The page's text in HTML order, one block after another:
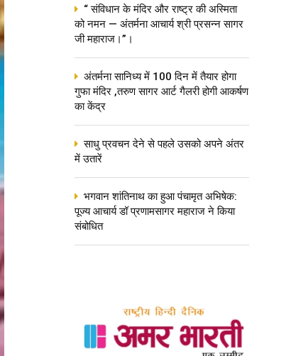
“ संविधान के मंदिर और राष्ट्र की अस्मिता
को नमन — अंतर्मना आचार्य श्री प्रसन्न सागर
जी महाराज।”।
अंतर्मना सानिध्य में 100 दिन में तैयार होगा
गुफा मंदिर ,तरुण सागर आर्ट गैलरी होगी आकर्षण
का केंद्र
साधु प्रवचन देने से पहले उसको अपने अंतर
में उतारें
भगवान शांतिनाथ का हुआ पंचामृत अभिषेक:
पूज्य आचार्य डॉ प्रणामसागर महाराज ने किया
संबोधित